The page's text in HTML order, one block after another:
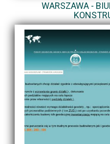
WARSZAWA -